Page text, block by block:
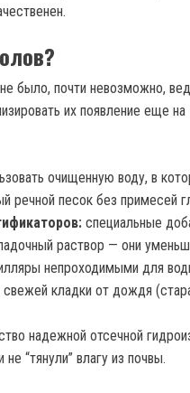
было, почти невозможно,
их появление еще на
очищенную воду, в
речной песок без примесей
специальные
раствор — они
непроходимыми для
кладки от дождя
надежной отсечной
“тянули” влагу из почвы.